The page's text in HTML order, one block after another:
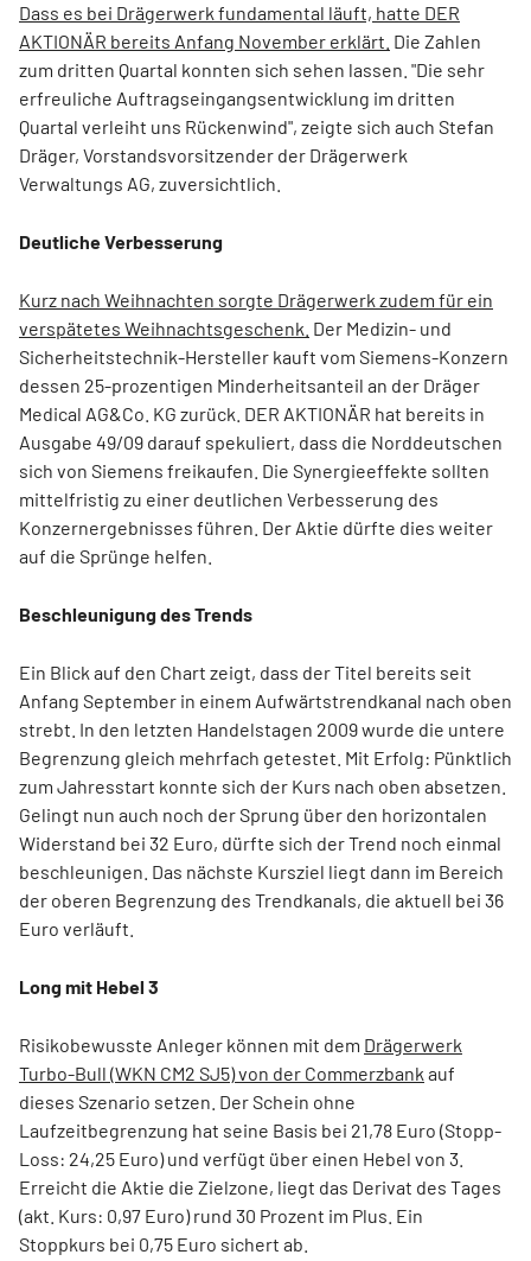
Dass es bei Drägerwerk fundamental läuft, hatte DER
AKTIONÄR bereits Anfang November erklärt. Die Zahlen
zum dritten Quartal konnten sich sehen lassen. "Die sehr
erfreuliche Auftragseingangsentwicklung im dritten
Quartal verleiht uns Rückenwind", zeigte sich auch Stefan
Dräger, Vorstandsvorsitzender der Drägerwerk
Verwaltungs AG, zuversichtlich.
Deutliche Verbesserung
Kurz nach Weihnachten sorgte Drägerwerk zudem für ein
verspätetes Weihnachtsgeschenk. Der Medizin- und
Sicherheitstechnik-Hersteller kauft vom Siemens-Konzern
dessen 25-prozentigen Minderheitsanteil an der Dräger
Medical AG&Co. KG zurück. DER AKTIONÄR hat bereits in
Ausgabe 49/09 darauf spekuliert, dass die Norddeutschen
sich von Siemens freikaufen. Die Synergieeffekte sollten
mittelfristig zu einer deutlichen Verbesserung des
Konzernergebnisses führen. Der Aktie dürfte dies weiter
auf die Sprünge helfen.
Beschleunigung des Trends
Ein Blick auf den Chart zeigt, dass der Titel bereits seit
Anfang September in einem Aufwärtstrendkanal nach oben
strebt. In den letzten Handelstagen 2009 wurde die untere
Begrenzung gleich mehrfach getestet. Mit Erfolg: Pünktlich
zum Jahresstart konnte sich der Kurs nach oben absetzen.
Gelingt nun auch noch der Sprung über den horizontalen
Widerstand bei 32 Euro, dürfte sich der Trend noch einmal
beschleunigen. Das nächste Kursziel liegt dann im Bereich
der oberen Begrenzung des Trendkanals, die aktuell bei 36
Euro verläuft.
Long mit Hebel 3
Risikobewusste Anleger können mit dem Drägerwerk
Turbo-Bull (WKN CM2 SJ5) von der Commerzbank auf
dieses Szenario setzen. Der Schein ohne
Laufzeitbegrenzung hat seine Basis bei 21,78 Euro (Stopp-
Loss: 24,25 Euro) und verfügt über einen Hebel von 3.
Erreicht die Aktie die Zielzone, liegt das Derivat des Tages
(akt. Kurs: 0,97 Euro) rund 30 Prozent im Plus. Ein
Stoppkurs bei 0,75 Euro sichert ab.